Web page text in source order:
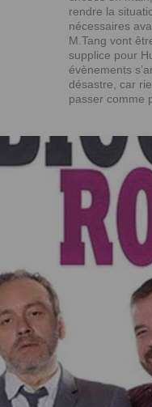
rendre la
nécessaires
M.Tang vont
supplice pour
évènements
désastre, car
passer comme